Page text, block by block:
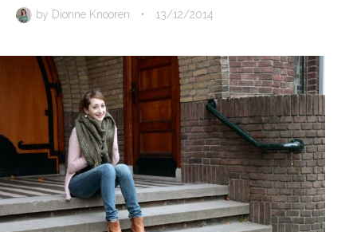
by Dionne Knooren • 13/12/2014